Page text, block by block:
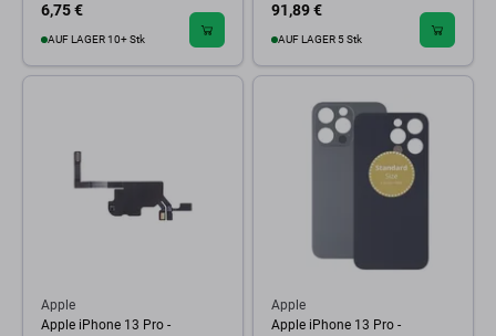
6,75 €
AUF LAGER 10+ Stk
91,89 €
AUF LAGER 5 Stk
Apple
Apple iPhone 13 Pro -
Apple
Apple iPhone 13 Pro -